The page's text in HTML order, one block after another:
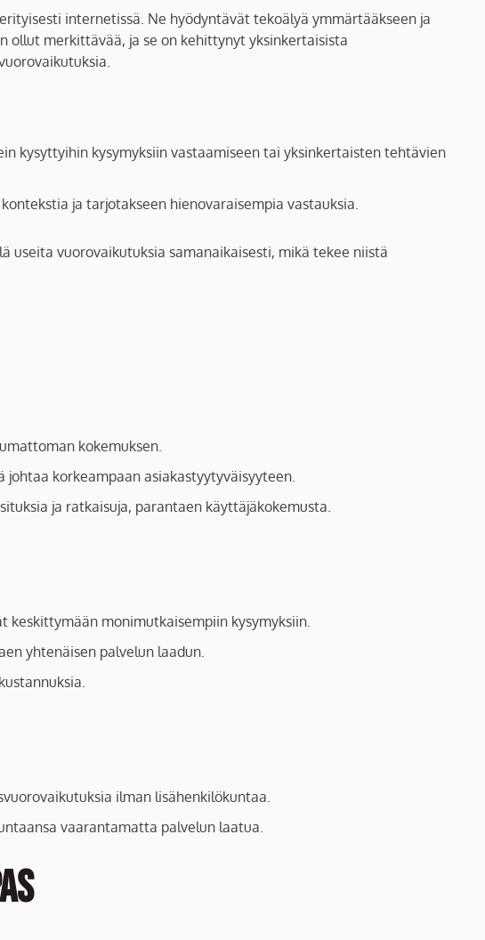
internetissä. Ne hyödyntävät tekoälyä ymmärtääkseen ja
ollut merkittävää, ja se on kehittynyt yksinkertaisista
kysyttyihin kysymyksiin vastaamiseen tai yksinkertaisten tehtävien
ja tarjotakseen hienovaraisempia vastauksia.
vuorovaikutuksia samanaikaisesti, mikä tekee niistä
kokemuksen.
korkeampaan asiakastyytyväisyyteen.
ja ratkaisuja, parantaen käyttäjäkokemusta.
monimutkaisempiin kysymyksiin.
yhtenäisen palvelun laadun.
ilman lisähenkilökuntaa.
vaarantamatta palvelun laatua.